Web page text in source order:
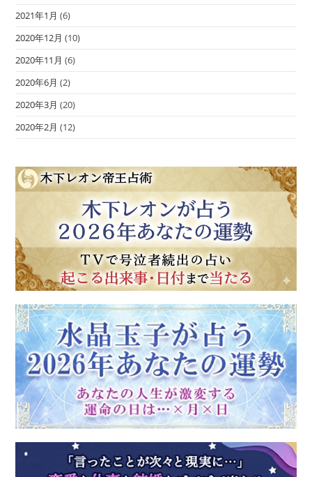
2021年1月 (6)
2020年12月 (10)
2020年11月 (6)
2020年6月 (2)
2020年3月 (20)
2020年2月 (12)